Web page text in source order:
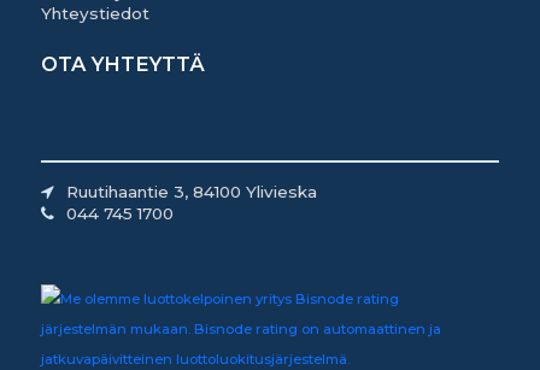
Yhteystiedot
OTA YHTEYTTÄ
Ruutihaantie 3, 84100 Ylivieska
044 745 1700